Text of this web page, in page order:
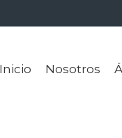
Inicio Nosotros